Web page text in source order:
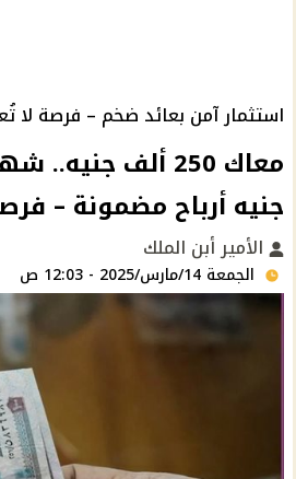
استثمار آمن بعائد ضخم – فرصة لا
جنيه أرباح مضمونة –
الأمير أبن الملك
الجمعة 14/مارس/2025 - 12:03 ص